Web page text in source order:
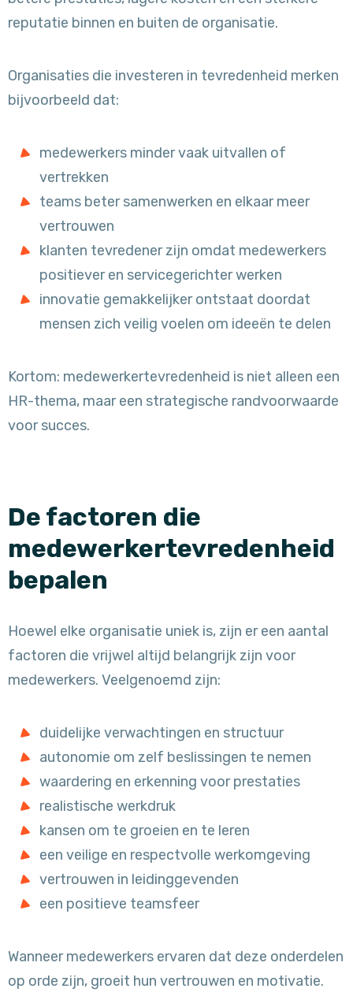
reputatie binnen en buiten de organisatie.
Organisaties die investeren in tevredenheid merken
bijvoorbeeld dat:
medewerkers minder vaak uitvallen of
vertrekken
teams beter samenwerken en elkaar meer
vertrouwen
klanten tevredener zijn omdat medewerkers
positiever en servicegerichter werken
innovatie gemakkelijker ontstaat doordat
mensen zich veilig voelen om ideeën te delen
Kortom: medewerkertevredenheid is niet alleen een
HR-thema, maar een strategische randvoorwaarde
voor succes.
De factoren die
medewerkertevredenheid
bepalen
Hoewel elke organisatie uniek is, zijn er een aantal
factoren die vrijwel altijd belangrijk zijn voor
medewerkers. Veelgenoemd zijn:
duidelijke verwachtingen en structuur
autonomie om zelf beslissingen te nemen
waardering en erkenning voor prestaties
realistische werkdruk
kansen om te groeien en te leren
een veilige en respectvolle werkomgeving
vertrouwen in leidinggevenden
een positieve teamsfeer
Wanneer medewerkers ervaren dat deze onderdelen
op orde zijn, groeit hun vertrouwen en motivatie.